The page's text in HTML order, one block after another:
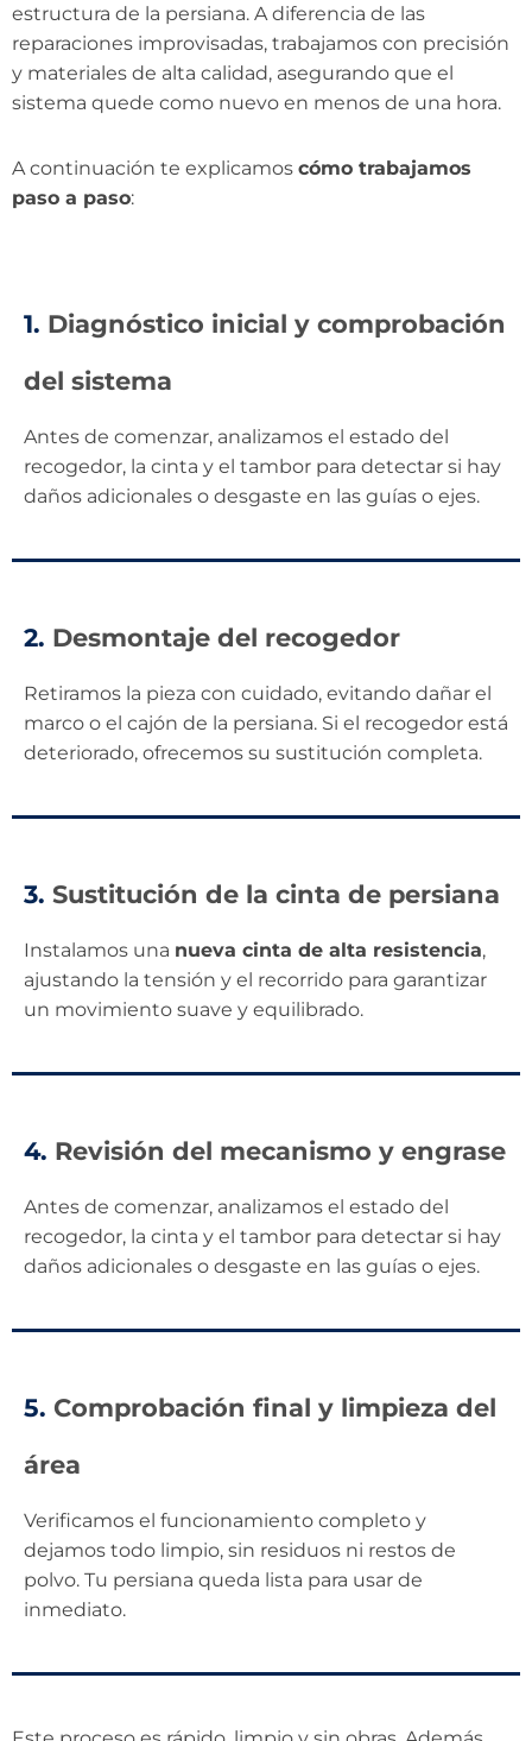
estructura de la persiana. A diferencia de las
reparaciones improvisadas, trabajamos con precisión
y materiales de alta calidad, asegurando que el
sistema quede como nuevo en menos de una hora.
A continuación te explicamos cómo trabajamos
paso a paso:
1. Diagnóstico inicial y comprobación
del sistema
Antes de comenzar, analizamos el estado del
recogedor, la cinta y el tambor para detectar si hay
daños adicionales o desgaste en las guías o ejes.
2. Desmontaje del recogedor
Retiramos la pieza con cuidado, evitando dañar el
marco o el cajón de la persiana. Si el recogedor está
deteriorado, ofrecemos su sustitución completa.
3. Sustitución de la cinta de persiana
Instalamos una nueva cinta de alta resistencia,
ajustando la tensión y el recorrido para garantizar
un movimiento suave y equilibrado.
4. Revisión del mecanismo y engrase
Antes de comenzar, analizamos el estado del
recogedor, la cinta y el tambor para detectar si hay
daños adicionales o desgaste en las guías o ejes.
5. Comprobación final y limpieza del
área
Verificamos el funcionamiento completo y
dejamos todo limpio, sin residuos ni restos de
polvo. Tu persiana queda lista para usar de
inmediato.